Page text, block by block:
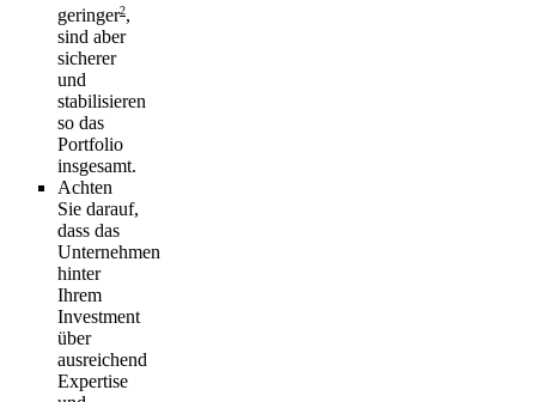
geringer2,
sind aber
sicherer
und
stabilisieren
so das
Portfolio
insgesamt.
Achten
Sie darauf,
dass das
Unternehmen
hinter
Ihrem
Investment
über
ausreichend
Expertise